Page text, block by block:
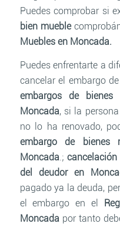
Puedes comprobar si
bien mueble
Muebles en Moncada.
Puedes enfrentarte a
cancelar el embargo
embargos de
Moncada, si la
no lo ha renovado,
embargo de bienes
Moncada .;
del deudor en
pagado ya la deuda,
el embargo en el
Moncada por tanto